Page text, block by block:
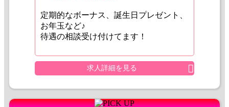
定期的なボーナス、誕生日プレゼント、
お年玉など♪
待遇の相談受け付けてます！
求人詳細を見る